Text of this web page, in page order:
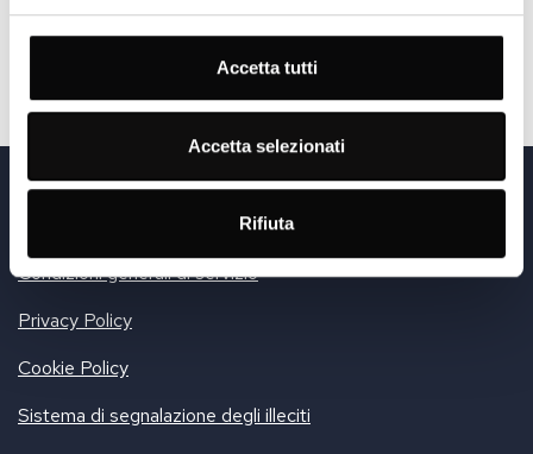
Accetta tutti
Accetta selezionati
Rifiuta
© Sports Cars Sales & Service AG
Sede legale: Firststrasse 33, 8835 Feusisberg | UID-Nr.: CHE-428.185.888
Condizioni generali di servizio
Privacy Policy
Cookie Policy
Sistema di segnalazione degli illeciti